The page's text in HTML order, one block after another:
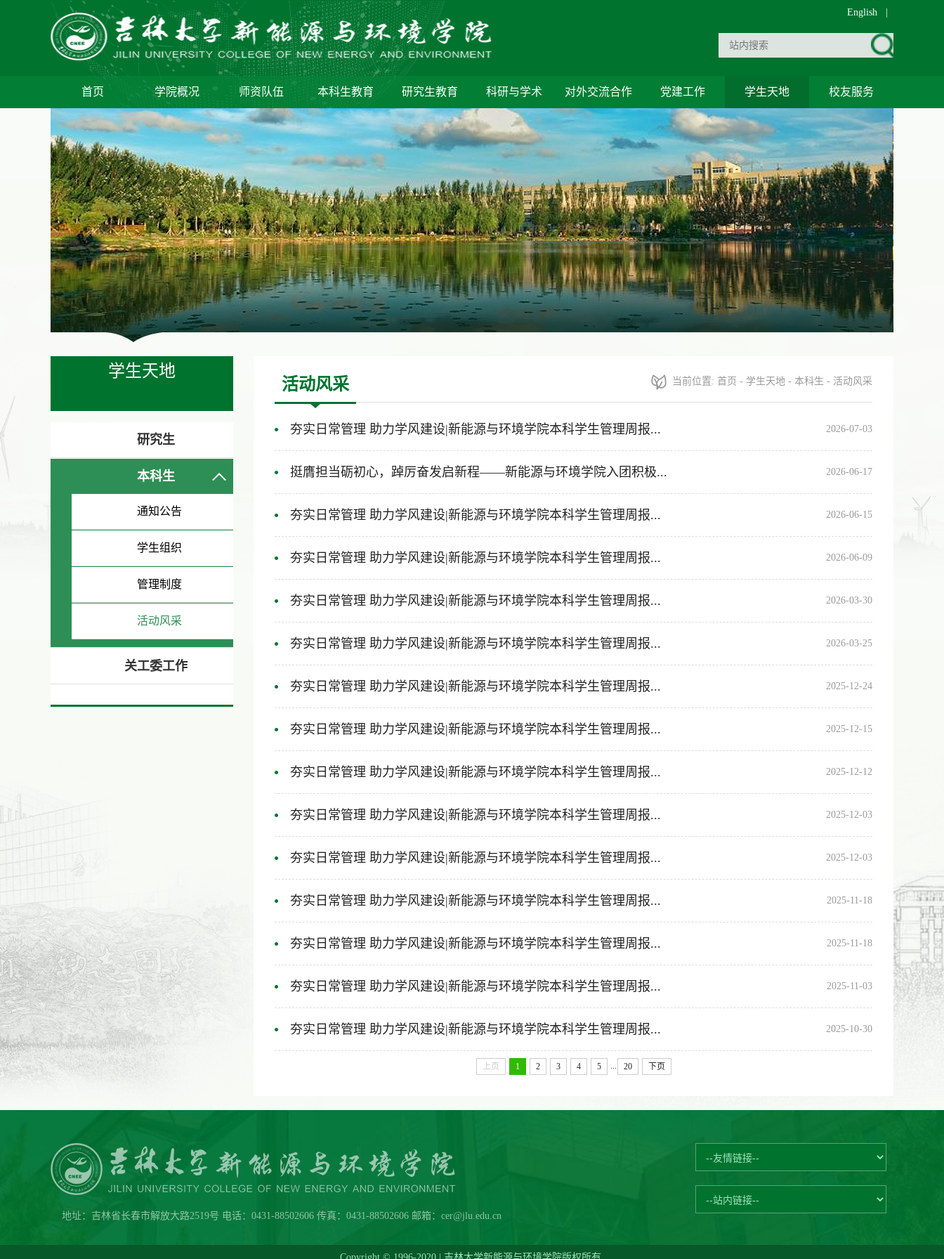
English
首页 学院概况 师资队伍 本科生教育 研究生教育 科研与学术 对外交流合作 党建工作 学生天地 校友服务
学生天地
研究生
本科生
通知公告
学生组织
管理制度
活动风采
关工委工作
活动风采 当前位置: 首页 - 学生天地 - 本科生 - 活动风采
夯实日常管理 助力学风建设|新能源与环境学院本科学生管理周报... 2026-07-03
挺膺担当砺初心，踔厉奋发启新程——新能源与环境学院入团积极... 2026-06-17
夯实日常管理 助力学风建设|新能源与环境学院本科学生管理周报... 2026-06-15
夯实日常管理 助力学风建设|新能源与环境学院本科学生管理周报... 2026-06-09
夯实日常管理 助力学风建设|新能源与环境学院本科学生管理周报... 2026-03-30
夯实日常管理 助力学风建设|新能源与环境学院本科学生管理周报... 2026-03-25
夯实日常管理 助力学风建设|新能源与环境学院本科学生管理周报... 2025-12-24
夯实日常管理 助力学风建设|新能源与环境学院本科学生管理周报... 2025-12-15
夯实日常管理 助力学风建设|新能源与环境学院本科学生管理周报... 2025-12-12
夯实日常管理 助力学风建设|新能源与环境学院本科学生管理周报... 2025-12-03
夯实日常管理 助力学风建设|新能源与环境学院本科学生管理周报... 2025-12-03
夯实日常管理 助力学风建设|新能源与环境学院本科学生管理周报... 2025-11-18
夯实日常管理 助力学风建设|新能源与环境学院本科学生管理周报... 2025-11-18
夯实日常管理 助力学风建设|新能源与环境学院本科学生管理周报... 2025-11-03
夯实日常管理 助力学风建设|新能源与环境学院本科学生管理周报... 2025-10-30
上页 1 2 3 4 5 20 下页
地址：吉林省长春市解放大路2519号 电话：0431-88502606 传真：0431-88502606 邮箱：cer@jlu.edu.cn